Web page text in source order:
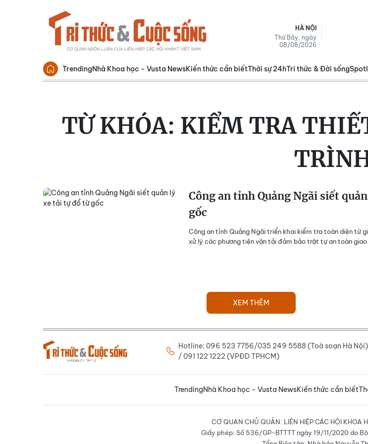
HÀ NỘI
Thứ Bảy, ngày
08/08/2026
TrendingNhà Khoa học - Vusta NewsKiến thức cần biếtThời sự 24hTri thức & Đời sống
TỪ KHÓA: KIỂM TRA
Công an tỉnh Quảng Ngãi siết
gốc
Công an tỉnh Quảng Ngãi triển khai kiểm tra toàn diện từ
xử lý các phương tiện vận tải đảm bảo trật tự an toàn giao
XEM THÊM
Hotline: 096 523 7756/035 249 5588 (Toà soạn Hà Nội)
/ 091 122 1222 (VPĐD TPHCM)
TrendingNhà Khoa học - Vusta NewsKiến thức cần biết
CƠ QUAN CHỦ QUẢN: LIÊN HIỆP CÁC HỘI KHOA
Giấy phép: Số 536/GP-BTTTT ngày 19/11/2020 do